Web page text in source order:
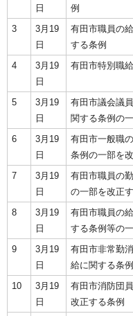
日
例
3
3月19
日
有田市職員の
する条例
4
3月19
日
有田市特別職
5
3月19
日
有田市議会議
関する条例の
6
3月19
日
有田市一般職
条例の一部を
7
3月19
日
有田市職員の
の一部を改正
8
3月19
日
有田市職員の
する条例等の
9
3月19
日
有田市非常勤
給に関する条
10
3月19
日
有田市消防団
改正する条例